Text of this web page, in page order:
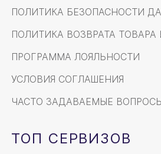
ПОЛИТИКА БЕЗОПАСНОСТИ
ПОЛИТИКА ВОЗВРАТА ТОВАРА
ПРОГРАММА ЛОЯЛЬНОСТИ
УСЛОВИЯ СОГЛАШЕНИЯ
ЧАСТО ЗАДАВАЕМЫЕ
ТОП СЕРВИЗОВ